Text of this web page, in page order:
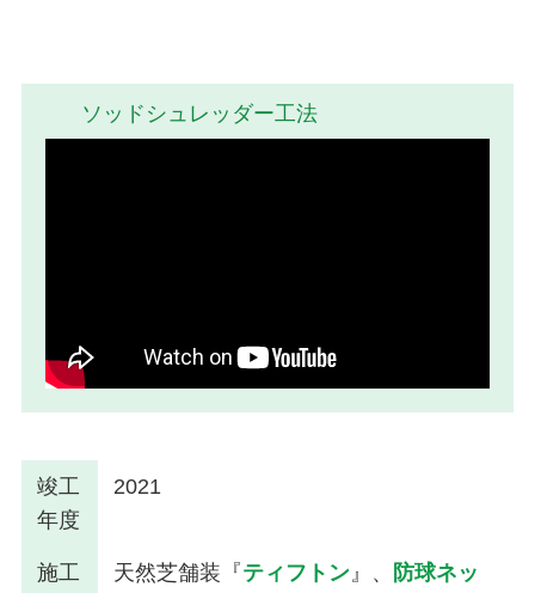
ソッドシュレッダー工法
竣工
年度
2021
施工
天然芝舗装『ティフトン』、
防球ネッ